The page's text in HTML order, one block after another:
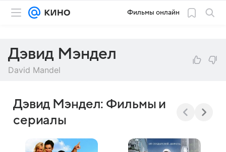
Фильмы онлайн
Дэвид Мэндел
David Mandel
Дэвид Мэндел: Фильмы и
сериалы